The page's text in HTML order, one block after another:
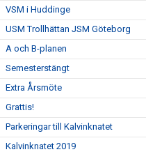
VSM i Huddinge
USM Trollhättan JSM Göteborg
A och B-planen
Semesterstängt
Extra Årsmöte
Grattis!
Parkeringar till Kalvinknatet
Kalvinknatet 2019